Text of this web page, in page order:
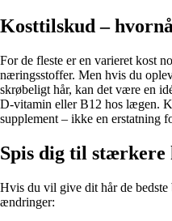
Kosttilskud –
For de fleste er en varieret kost
næringsstoffer. Men hvis du
skrøbeligt hår, kan det være en
D-vitamin eller B12 hos lægen.
supplement – ikke en erstatning
Spis dig til
Hvis du vil give dit hår de bedste
ændringer: